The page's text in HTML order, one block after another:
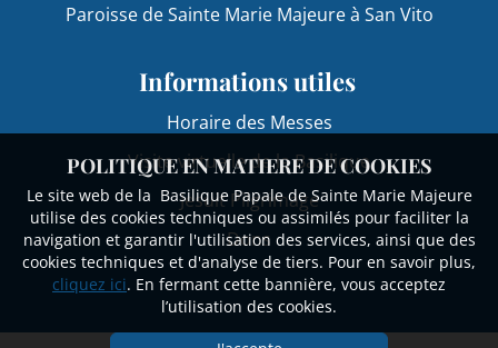
Paroisse de Sainte Marie Majeure à San Vito
Informations utiles
Horaire des Messes
Visite virtuelle de la Basilique
Jesuit Pilgrimage
Dons
POLITIQUE EN MATIERE DE COOKIES
Le site web de la Basilique Papale de Sainte Marie Majeure
utilise des cookies techniques ou assimilés pour faciliter la
navigation et garantir l'utilisation des services, ainsi que des
cookies techniques et d'analyse de tiers. Pour en savoir plus,
cliquez ici. En fermant cette bannière, vous acceptez
l’utilisation des cookies.